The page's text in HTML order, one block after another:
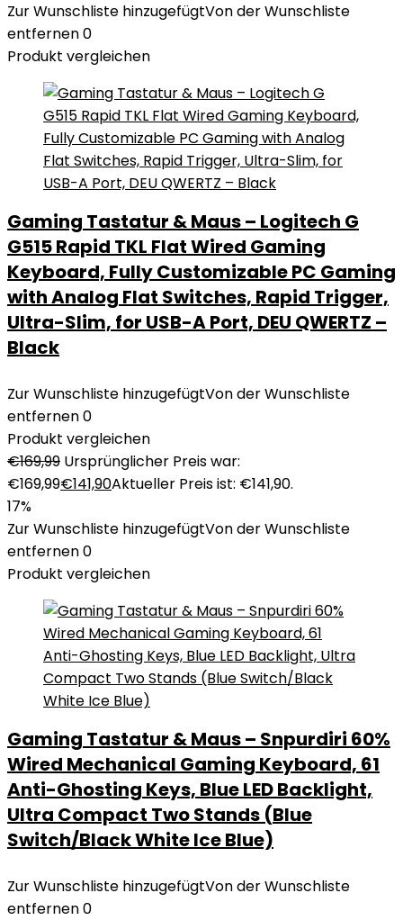
Zur Wunschliste hinzugefügtVon der Wunschliste
entfernen0
Produkt vergleichen
Gaming Tastatur & Maus – Logitech G
G515 Rapid TKL Flat Wired Gaming
Keyboard, Fully Customizable PC Gaming
with Analog Flat Switches, Rapid Trigger,
Ultra-Slim, for USB-A Port, DEU QWERTZ –
Black
Zur Wunschliste hinzugefügtVon der Wunschliste
entfernen0
Produkt vergleichen
€169,99 Ursprünglicher Preis war:
€169,99€141,90Aktueller Preis ist: €141,90.
17%
Zur Wunschliste hinzugefügtVon der Wunschliste
entfernen0
Produkt vergleichen
Gaming Tastatur & Maus – Snpurdiri 60%
Wired Mechanical Gaming Keyboard, 61
Anti-Ghosting Keys, Blue LED Backlight,
Ultra Compact Two Stands (Blue
Switch/Black White Ice Blue)
Zur Wunschliste hinzugefügtVon der Wunschliste
entfernen0